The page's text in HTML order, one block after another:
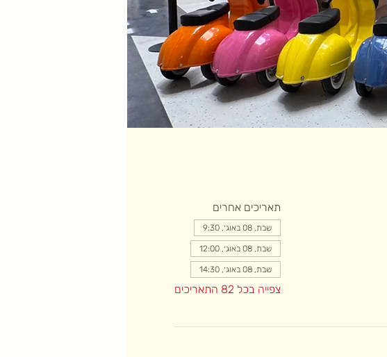
תאריכים אחרים
שבת, 08 באוג׳, 9:30
שבת, 08 באוג׳, 12:00
שבת, 08 באוג׳, 14:30
צפייה בכל 82 התאריכים